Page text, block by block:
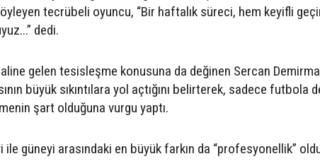
tecrübeli oyuncu, “Bir haftalık süreci, hem keyifli
dedi.
gelen tesisleşme konusuna da değinen Sercan
büyük sıkıntılara yol açtığını belirterek, sadece futbola
şart olduğuna vurgu yaptı.
ile güneyi arasındaki en büyük farkın da “profesyonellik”